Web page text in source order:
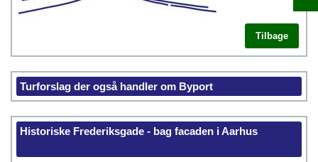
Tilbage
Turforslag der også handler om Byport
Historiske Frederiksgade - bag facaden i Aarhus